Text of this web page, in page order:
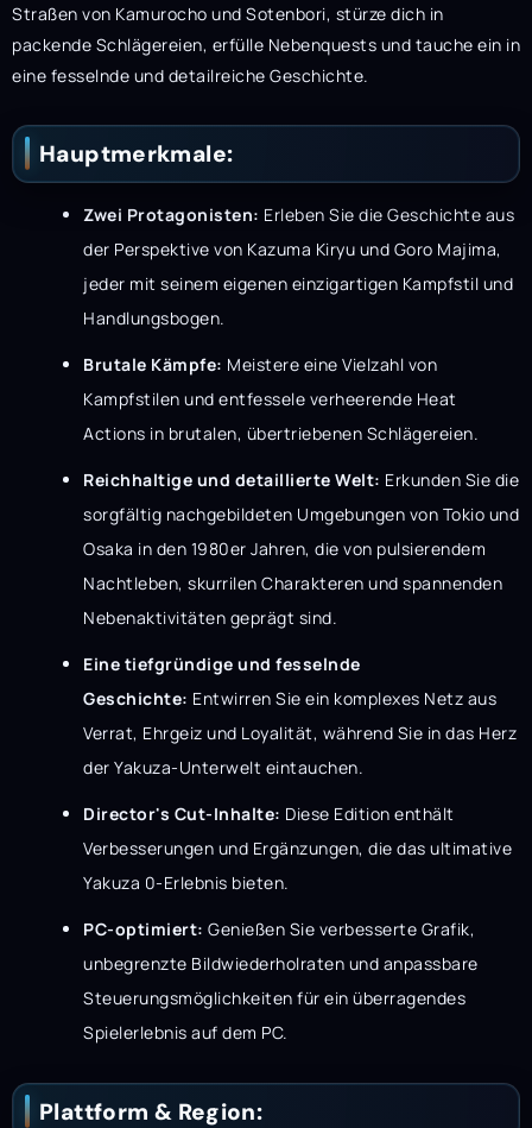
Straßen von Kamurocho und Sotenbori, stürze dich in
packende Schlägereien, erfülle Nebenquests und tauche ein in
eine fesselnde und detailreiche Geschichte.
Hauptmerkmale:
Zwei Protagonisten: Erleben Sie die Geschichte aus
der Perspektive von Kazuma Kiryu und Goro Majima,
jeder mit seinem eigenen einzigartigen Kampfstil und
Handlungsbogen.
Brutale Kämpfe: Meistere eine Vielzahl von
Kampfstilen und entfessele verheerende Heat
Actions in brutalen, übertriebenen Schlägereien.
Reichhaltige und detaillierte Welt: Erkunden Sie die
sorgfältig nachgebildeten Umgebungen von Tokio und
Osaka in den 1980er Jahren, die von pulsierendem
Nachtleben, skurrilen Charakteren und spannenden
Nebenaktivitäten geprägt sind.
Eine tiefgründige und fesselnde
Geschichte: Entwirren Sie ein komplexes Netz aus
Verrat, Ehrgeiz und Loyalität, während Sie in das Herz
der Yakuza-Unterwelt eintauchen.
Director's Cut-Inhalte: Diese Edition enthält
Verbesserungen und Ergänzungen, die das ultimative
Yakuza 0-Erlebnis bieten.
PC-optimiert: Genießen Sie verbesserte Grafik,
unbegrenzte Bildwiederholraten und anpassbare
Steuerungsmöglichkeiten für ein überragendes
Spielerlebnis auf dem PC.
Plattform & Region: